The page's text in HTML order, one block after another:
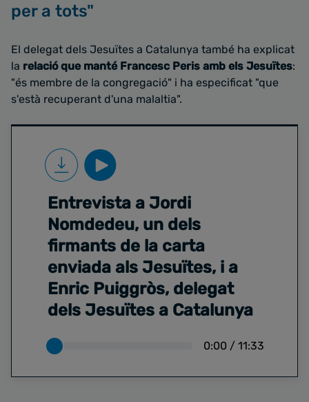
per a tots"
El delegat dels Jesuïtes a Catalunya també ha explicat
la relació que manté Francesc Peris amb els Jesuïtes:
"és membre de la congregació" i ha especificat "que
s'està recuperant d'una malaltia".
Entrevista a Jordi
Nomdedeu, un dels
firmants de la carta
enviada als Jesuïtes, i a
Enric Puiggròs, delegat
dels Jesuïtes a Catalunya
0:00 / 11:33